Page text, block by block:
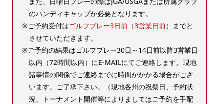
のハンディキャップが必要となります。
ご予約受付はゴルフプレー3日前（3営業日前）
までと
させていただきます。
ご予約の結果はゴルフプレー30日～14日前以降3営業日
以内（72時間以内）にE-MAILにてご連絡します。現地
諸事情の関係でご連絡までに時間がかかる場合がござ
います。ご了承下さい。（現地各州の祝祭日、予約状
況、トーナメント開催等によりましてはご予約を手配